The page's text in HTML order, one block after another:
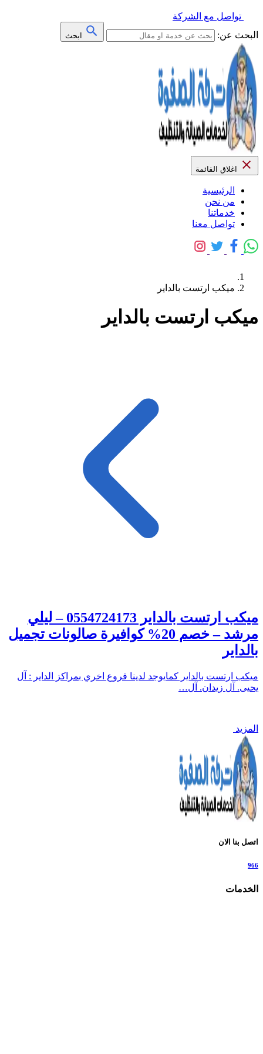
تواصل مع الشركة
البحث عن:
ابحث
اغلاق القائمة
الرئيسية
من نحن
خدماتنا
تواصل معنا
ميكب ارتست بالداير
ميكب ارتست بالداير
ميكب ارتست بالداير 0554724173 – ليلي
مرشد – خصم 20% كوافيرة صالونات تجميل
بالداير
ميكب ارتست بالداير كمايوجد لدينا فروع اخري بمراكز الداير : آل
يحيى. آل زيدان. آل…
المزيد
اتصل بنا الان
966
الخدمات